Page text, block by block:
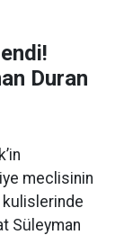
Duran
meclisinin
Süleyman